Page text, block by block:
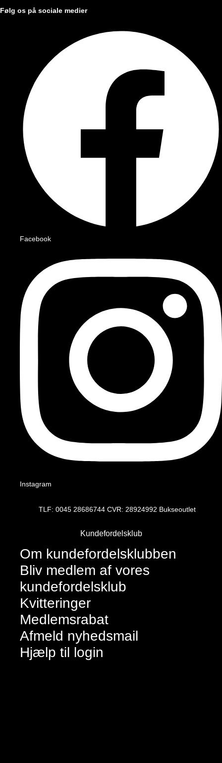
Følg os på sociale medier
Facebook
Instagram
TLF: 0045 28686744 CVR: 28924992 Bukseoutlet
Kundefordelsklub
Om kundefordelsklubben
Bliv medlem af vores
kundefordelsklub
Kvitteringer
Medlemsrabat
Afmeld nyhedsmail
Hjælp til login